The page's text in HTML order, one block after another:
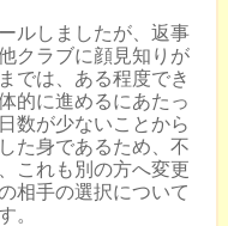
ルしましたが、返事
クラブに顔見知りが
では、ある程度でき
的に進めるにあたっ
数が少ないことから
た身であるため、不
これも別の方へ変更
相手の選択について
。